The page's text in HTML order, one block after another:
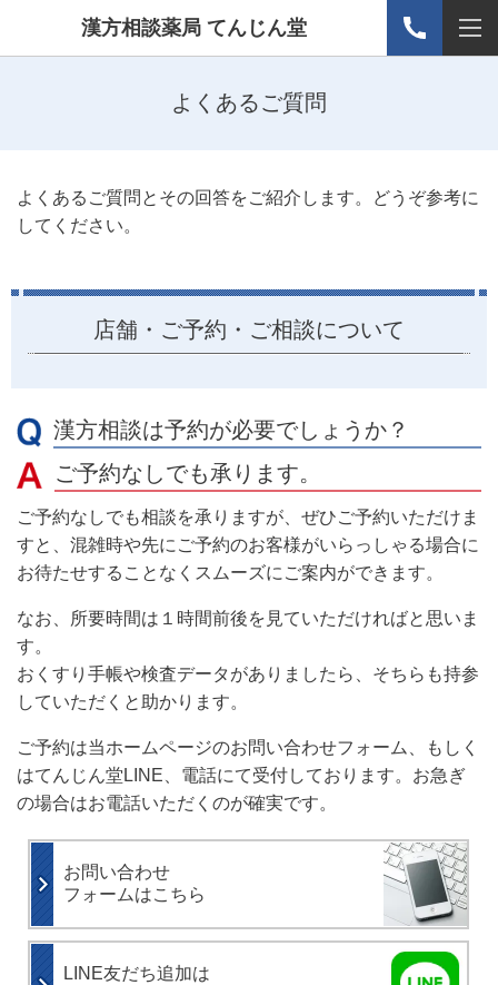
漢方相談薬局 てんじん堂
よくあるご質問
よくあるご質問とその回答をご紹介します。どうぞ参考に
してください。
店舗・ご予約・ご相談について
漢方相談は予約が必要でしょうか？
ご予約なしでも承ります。
ご予約なしでも相談を承りますが、 ぜひご予約いただけま
すと、混雑時や先に ご予約のお客様がいらっしゃる場合に
お待たせすることなくスムーズにご案内ができます。
なお、所要時間は１時間前後を見ていただければと思いま
す。
おくすり手帳や検査データがありましたら、そちらも持参
していただくと助かります。
ご予約は当ホームページのお問い合わせフォーム、もしく
はてんじん堂LINE、電話にて受付しております。 お急ぎ
の場合はお電話いただくのが確実です。
お問い合わせ
フォームはこちら
LINE友だち追加は